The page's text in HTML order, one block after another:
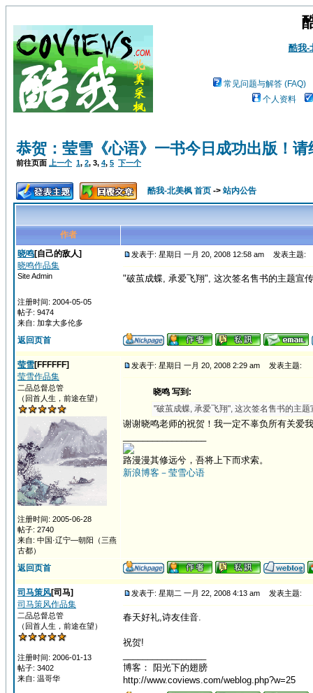
酷我-
常见问题与解答 (FAQ)
个人资料
恭贺：莹雪《心语》一书今日成功出版！
前往页面 上一个 1, 2, 3, 4, 5 下一个
酷我-北美枫 首页 -> 站内公告
作者
晓鸣[自己的敌人]
晓鸣作品集
Site Admin
注册时间: 2004-05-05
帖子: 9474
来自: 加拿大多伦多
发表于: 星期日 一月 20, 2008 12:58 am 发表主题:
"破茧成蝶, 承爱飞翔", 这次签名售书的主题宣
返回页首
莹雪[FFFFFF]
莹雪作品集
二品总督总管
（回首人生，前途在望）
注册时间: 2005-06-28
帖子: 2740
来自: 中国·辽宁—朝阳（三燕
古都）
发表于: 星期日 一月 20, 2008 2:29 am 发表主题:
晓鸣 写到:
"破茧成蝶, 承爱飞翔", 这次签名售书的主
谢谢晓鸣老师的祝贺！我一定不辜负所有关爱
路漫漫其修远兮，吾将上下而求索。
新浪博客－莹雪心语
返回页首
司马策风[司马]
司马策风作品集
二品总督总管
（回首人生，前途在望）
注册时间: 2006-01-13
帖子: 3402
来自: 温哥华
发表于: 星期二 一月 22, 2008 4:13 am 发表主题:
春天好礼,诗友佳音.
祝贺!
博客： 阳光下的翅膀
http://www.coviews.com/weblog.php?w=25